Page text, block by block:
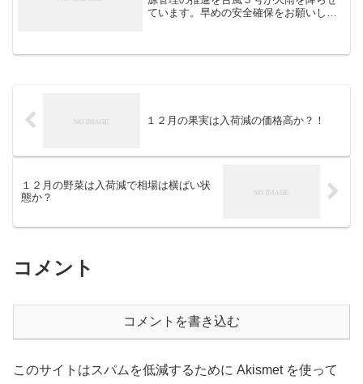
ています。早めの安全確保をお願いしま
１２月の果実は入荷減の価格高か？！
１２月の野菜は入荷減で相場は横ばい状
態か？
コメント
コメントを書き込む
このサイトはスパムを低減するために Akismet を使って